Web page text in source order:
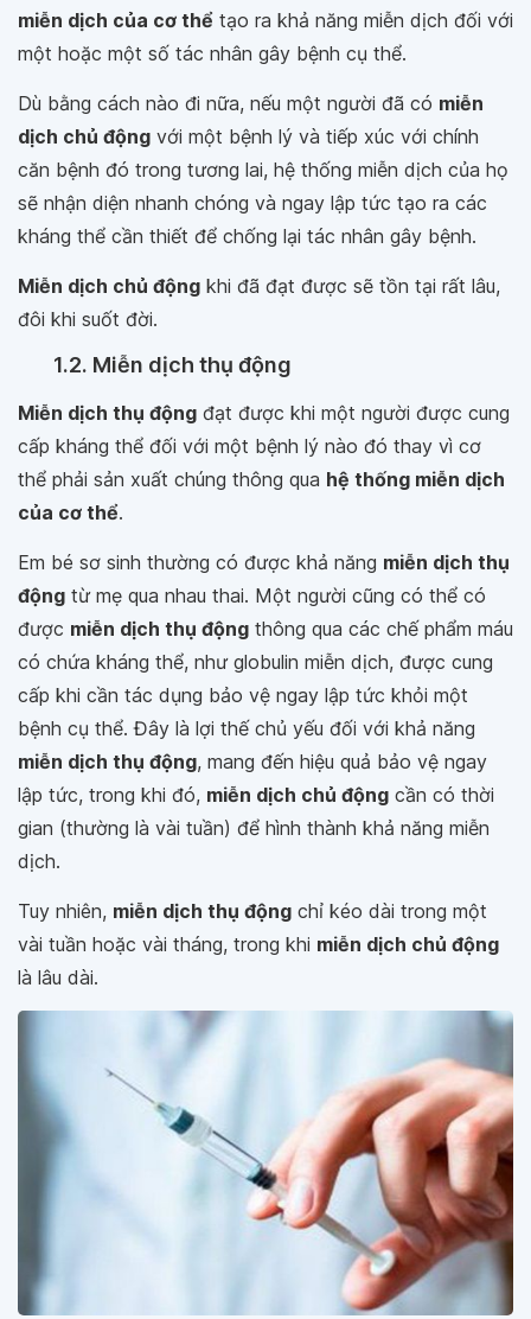
miễn dịch của cơ thể tạo ra khả năng miễn dịch đối với
một hoặc một số tác nhân gây bệnh cụ thể.
Dù bằng cách nào đi nữa, nếu một người đã có miễn
dịch chủ động với một bệnh lý và tiếp xúc với chính
căn bệnh đó trong tương lai, hệ thống miễn dịch của họ
sẽ nhận diện nhanh chóng và ngay lập tức tạo ra các
kháng thể cần thiết để chống lại tác nhân gây bệnh.
Miễn dịch chủ động khi đã đạt được sẽ tồn tại rất lâu,
đôi khi suốt đời.
1.2. Miễn dịch thụ động
Miễn dịch thụ động đạt được khi một người được cung
cấp kháng thể đối với một bệnh lý nào đó thay vì cơ
thể phải sản xuất chúng thông qua hệ thống miễn dịch
của cơ thể.
Em bé sơ sinh thường có được khả năng miễn dịch thụ
động từ mẹ qua nhau thai. Một người cũng có thể có
được miễn dịch thụ động thông qua các chế phẩm máu
có chứa kháng thể, như globulin miễn dịch, được cung
cấp khi cần tác dụng bảo vệ ngay lập tức khỏi một
bệnh cụ thể. Đây là lợi thế chủ yếu đối với khả năng
miễn dịch thụ động, mang đến hiệu quả bảo vệ ngay
lập tức, trong khi đó, miễn dịch chủ động cần có thời
gian (thường là vài tuần) để hình thành khả năng miễn
dịch.
Tuy nhiên, miễn dịch thụ động chỉ kéo dài trong một
vài tuần hoặc vài tháng, trong khi miễn dịch chủ động
là lâu dài.